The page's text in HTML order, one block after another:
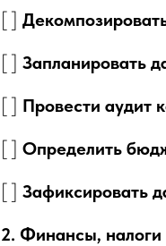
[ ]
[ ] Запланировать
[ ] Провести аудит
[ ] Определить
[ ] Зафиксировать
2. Финансы, налоги